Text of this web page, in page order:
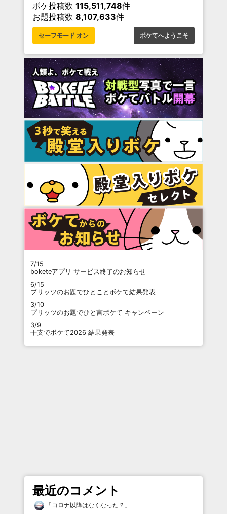
ボケ投稿数 115,511,748件
お題投稿数 8,107,633件
セーフモード オン ボケてへようこそ
7/15
boketeアプリ サービス終了のお知らせ
6/15
プリッツのお題でひとことボケて結果発表
3/10
プリッツのお題でひと言ボケて キャンペーン
3/9
干支でボケて2026 結果発表
最近のコメント
「 コロナ以降はなくなった？ 」